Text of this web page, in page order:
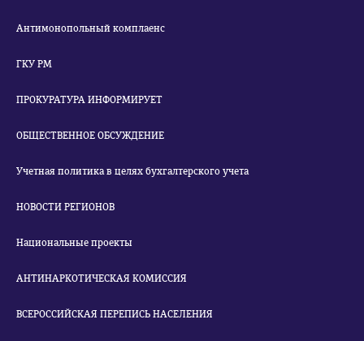
Антимонопольный комплаенс
ГКУ РМ
ПРОКУРАТУРА ИНФОРМИРУЕТ
ОБЩЕСТВЕННОЕ ОБСУЖДЕНИЕ
Учетная политика в целях бухгалтерского учета
НОВОСТИ РЕГИОНОВ
Национальные проекты
АНТИНАРКОТИЧЕСКАЯ КОМИССИЯ
ВСЕРОССИЙСКАЯ ПЕРЕПИСЬ НАСЕЛЕНИЯ